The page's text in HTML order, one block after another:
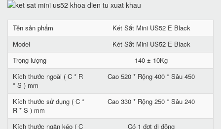
Tên sản phẩm
Két Sắt Mini US52 E Black
Model
Két Sắt Mini US52 E Black
Trọng lượng
140 ± 10Kg
Kích thước ngoài ( C * R
* S ) mm
Cao 520 * Rộng 400 * Sâu 450
Kích thước sử dụng ( C *
R * S ) mm
Cao 330 * Rộng 250 * Sâu 240
Kích thước ngăn kéo ( C Có 1 đợt di động